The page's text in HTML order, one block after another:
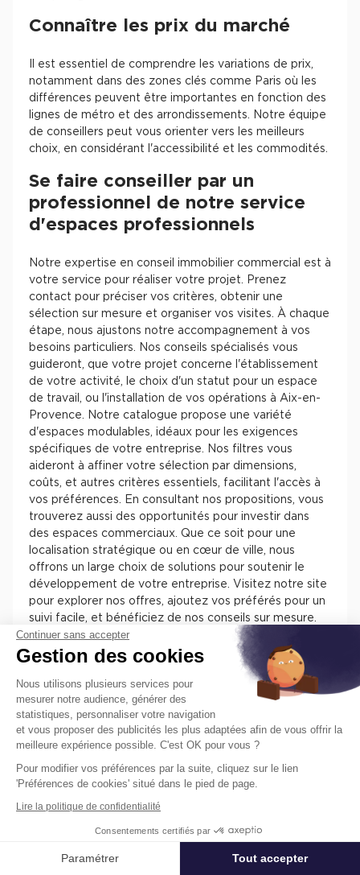
Affiner ma recherche
Connaître les prix du marché
Il est essentiel de comprendre les variations de prix,
notamment dans des zones clés comme Paris où les
différences peuvent être importantes en fonction des
lignes de métro et des arrondissements. Notre équipe
de conseillers peut vous orienter vers les meilleurs
choix, en considérant l'accessibilité et les commodités.
Se faire conseiller par un
professionnel de notre service
d'espaces professionnels
Notre expertise en conseil immobilier commercial est à
votre service pour réaliser votre projet. Prenez
contact pour préciser vos critères, obtenir une
sélection sur mesure et organiser vos visites. À chaque
étape, nous ajustons notre accompagnement à vos
besoins particuliers. Nos conseils spécialisés vous
guideront, que votre projet concerne l'établissement
de votre activité, le choix d'un statut pour un espace
de travail, ou l'installation de vos opérations à Aix-en-
Provence. Notre catalogue propose une variété
d'espaces modulables, idéaux pour les exigences
spécifiques de votre entreprise. Nos filtres vous
aideront à affiner votre sélection par dimensions,
coûts, et autres critères essentiels, facilitant l'accès à
vos préférences. En consultant nos propositions, vous
trouverez aussi des opportunités pour investir dans
des espaces commerciaux. Que ce soit pour une
localisation stratégique ou en cœur de ville, nous
offrons un large choix de solutions pour soutenir le
développement de votre entreprise. Visitez notre site
pour explorer nos offres, ajoutez vos préférés pour un
suivi facile, et bénéficiez de nos conseils sur mesure.
Chez Cushman & Wakefield, nous nous engageons à
vous assister dans la sélection de l'espace parfait pour
Trouvez facilement nos annonces de
locaux à louer ou à vendre en France
pour installer votre entreprise.
Les différentes offres de locaux en France présentent
trouverez des informations concernant l’actif, des
Continuer sans accepter
Gestion des cookies
Nous utilisons plusieurs services pour
mesurer notre audience, générer des
statistiques, personnaliser votre navigation
et vous proposer des publicités les plus adaptées afin de vous offrir la
meilleure expérience possible. C'est OK pour vous ?
Pour modifier vos préférences par la suite, cliquez sur le lien
'Préférences de cookies' situé dans le pied de page.
Lire la politique de confidentialité
Consentements certifiés par
Paramétrer Tout accepter